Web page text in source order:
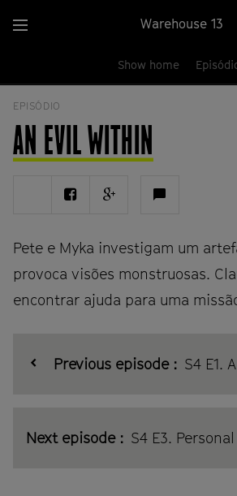
para
principal
Menu Warehouse 13
Show home
EPISÓDIO
AN EVIL WITHIN
ShareShare Share
Ver
Pete e Myka investigam um
provoca visões monstruosas.
encontrar ajuda para uma
Previous episode : S4 E1.
Next episode : S4 E3.